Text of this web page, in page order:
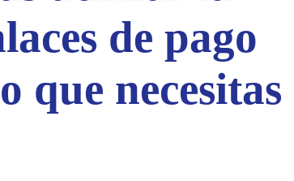
de pago
que necesitas